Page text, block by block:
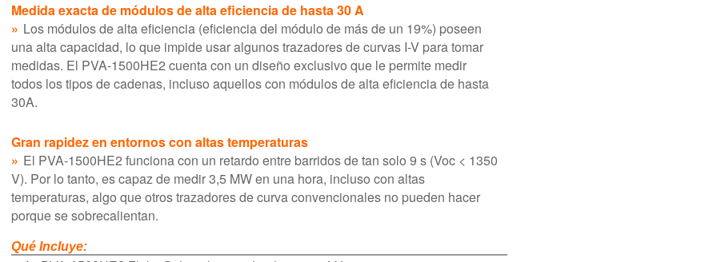
Medida exacta de módulos de alta eficiencia de hasta 30 A
Los módulos de alta eficiencia (eficiencia del módulo de más de un 19%) poseen
una alta capacidad, lo que impide usar algunos trazadores de curvas I-V para tomar
medidas. El PVA-1500HE2 cuenta con un diseño exclusivo que le permite medir
todos los tipos de cadenas, incluso aquellos con módulos de alta eficiencia de hasta
30A.
Gran rapidez en entornos con altas temperaturas
El PVA-1500HE2 funciona con un retardo entre barridos de tan solo 9 s (Voc < 1350
V). Por lo tanto, es capaz de medir 3,5 MW en una hora, incluso con altas
temperaturas, algo que otros trazadores de curva convencionales no pueden hacer
porque se sobrecalientan.
Qué Incluye: